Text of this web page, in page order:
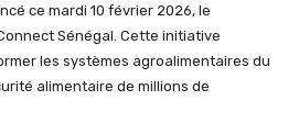
ce mardi 10 février 2026, le
Sénégal. Cette initiative
les systèmes agroalimentaires du
alimentaire de millions de